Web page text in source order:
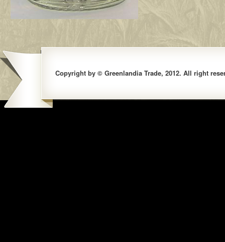
Copyright by © Greenlandia Trade, 2012. All right